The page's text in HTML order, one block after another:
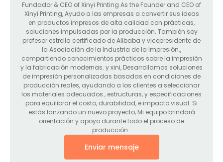
Fundador & CEO of Xinyi Printing As the Founder and CEO of
Xinyi Printing, Ayudo a las empresas a convertir sus ideas
en productos impresos de alta calidad con prácticas,
soluciones impulsadas por la producción. También soy
profesor estrella certificado de Alibaba y vicepresidente de
la Asociación de la Industria de la Impresión.,
compartiendo conocimientos prácticos sobre la impresión
y la fabricación modernas. y xini, Desarrollamos soluciones
de impresión personalizadas basadas en condiciones de
producción reales, ayudando a los clientes a seleccionar
los materiales adecuados., estructuras, y especificaciones
para equilibrar el costo, durabilidad, e impacto visual. Si
estás lanzando un nuevo proyecto, Mi equipo brindará
orientación y apoyo durante todo el proceso de
producción..
Enviar mensaje